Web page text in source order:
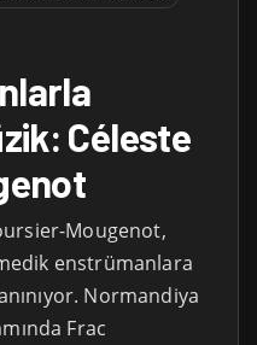
Céleste
Mougenot,
enstrümanlara
Normandiya
Frac